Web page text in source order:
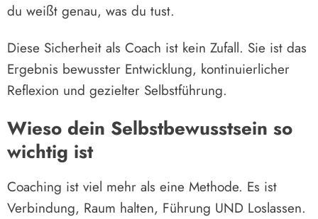
du weißt genau, was du tust.
Diese Sicherheit als Coach ist kein Zufall. Sie ist das
Ergebnis bewusster Entwicklung, kontinuierlicher
Reflexion und gezielter Selbstführung.
Wieso dein Selbstbewusstsein so
wichtig ist
Coaching ist viel mehr als eine Methode. Es ist
Verbindung, Raum halten, Führung UND Loslassen.